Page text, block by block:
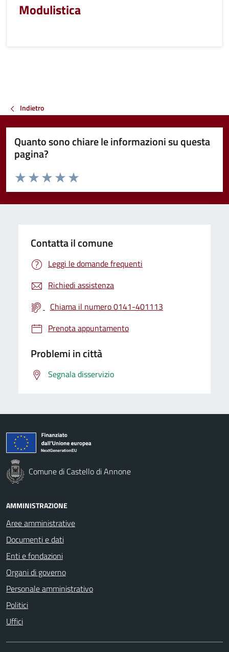
Modulistica
Indietro
Quanto sono chiare le informazioni su questa
pagina?
Valuta da 1 a 5 stelle la pagina
Valuta 5 stelle su 5
Valuta 4 stelle su 5
Valuta 3 stelle su 5
Valuta 2 stelle su 5
Valuta 1 stelle su 5
Contatta il comune
Leggi le domande frequenti
Richiedi assistenza
Chiama il numero 0141-401113
Prenota appuntamento
Problemi in città
Segnala disservizio
Comune di Castello di Annone
AMMINISTRAZIONE
Aree amministrative
Documenti e dati
Enti e fondazioni
Organi di governo
Personale amministrativo
Politici
Uffici